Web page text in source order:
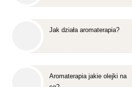
Jak działa aromaterapia?
Aromaterapia jakie olejki na